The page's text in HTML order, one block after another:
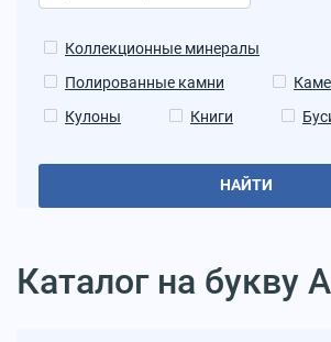
Коллекционные минералы
Полированные камни
Кулоны
Книги
НАЙТИ
Каталог на букву А